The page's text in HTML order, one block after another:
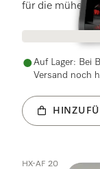
für die
Auf Lager: Bei
Versand noch
HX-AF 20